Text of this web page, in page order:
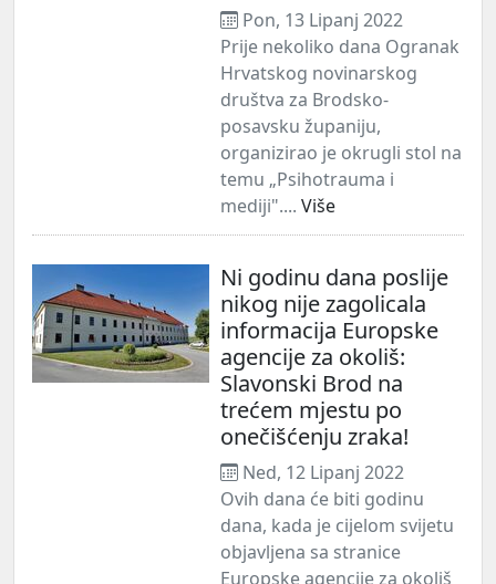
Pon, 13 Lipanj 2022
Prije nekoliko dana Ogranak
Hrvatskog novinarskog
društva za Brodsko-
posavsku županiju,
organizirao je okrugli stol na
temu „Psihotrauma i
mediji".... Više
Ni godinu dana poslije
nikog nije zagolicala
informacija Europske
agencije za okoliš:
Slavonski Brod na
trećem mjestu po
onečišćenju zraka!
Ned, 12 Lipanj 2022
Ovih dana će biti godinu
dana, kada je cijelom svijetu
objavljena sa stranice
Europske agencije za okoliš